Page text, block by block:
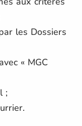
les Dossiers
« MGC
;